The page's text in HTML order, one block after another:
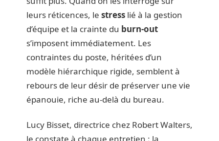
leurs réticences, le stress lié à la gestion
d’équipe et la crainte du burn-out
s’imposent immédiatement. Les
contraintes du poste, héritées d’un
modèle hiérarchique rigide, semblent à
rebours de leur désir de préserver une vie
épanouie, riche au-delà du bureau.
Lucy Bisset, directrice chez Robert Walters,
le constate à chaque entretien : la